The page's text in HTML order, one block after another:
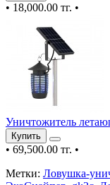
• 18,000.00 тг. •
Уничтожитель
Купить
• 69,500.00 тг. •
Метки: Ловушка-